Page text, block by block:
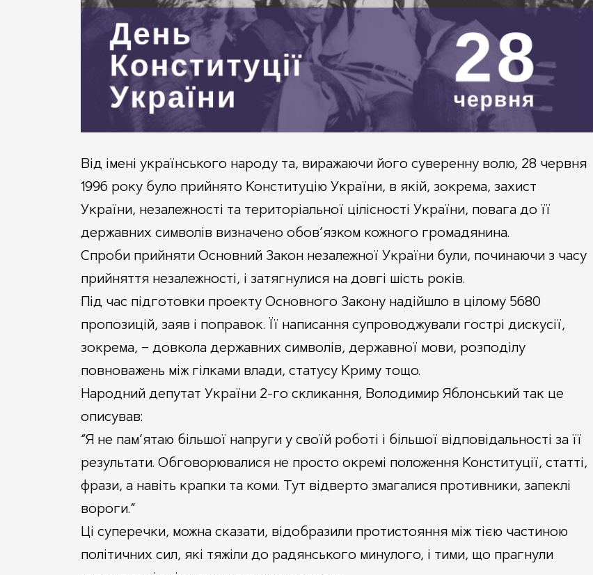
Від імені українського народу та, виражаючи його суверенну волю, 28 червня
1996 року було прийнято Конституцію України, в якій, зокрема, захист
України, незалежності та територіальної цілісності України, повага до її
державних символів визначено обов’язком кожного громадянина.
Спроби прийняти Основний Закон незалежної України були, починаючи з часу
прийняття незалежності, і затягнулися на довгі шість років.
Під час підготовки проекту Основного Закону надійшло в цілому 5680
пропозицій, заяв і поправок. Її написання супроводжували гострі дискусії,
зокрема, – довкола державних символів, державної мови, розподілу
повноважень між гілками влади, статусу Криму тощо.
Народний депутат України 2-го скликання, Володимир Яблонський так це
описував:
“Я не пам’ятаю більшої напруги у своїй роботі і більшої відповідальності за її
результати. Обговорювалися не просто окремі положення Конституції, статті,
фрази, а навіть крапки та коми. Тут відверто змагалися противники, запеклі
вороги.”
Ці суперечки, можна сказати, відобразили протистояння між тією частиною
політичних сил, які тяжіли до радянського минулого, і тими, що прагнули